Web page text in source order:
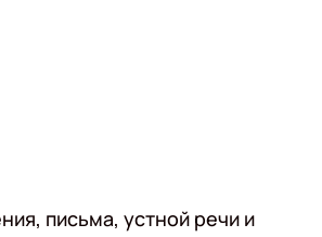
письма, устной речи и